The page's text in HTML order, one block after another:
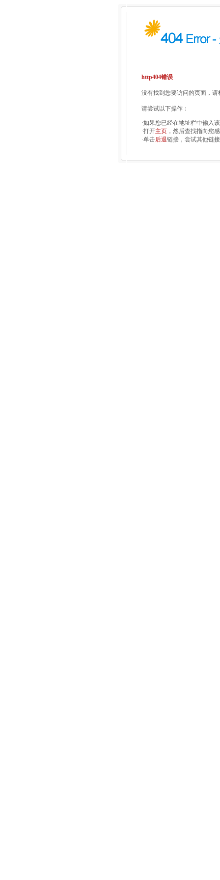
http404错误
没有找到您要访问的页面，
请尝试以下操作：
·如果您已经在地址栏中输入
·打开主页 ，然后查找指向您
·单击后退链接，尝试其他链